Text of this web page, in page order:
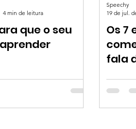
que o seu
4 min de leitura
Os 7
fala
Speechy
19 de jul.